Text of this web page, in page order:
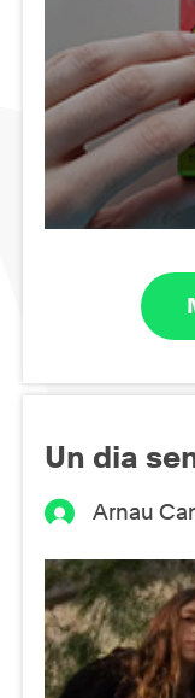
Un dia
Arnau